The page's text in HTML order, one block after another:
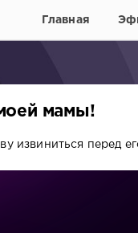
Главная
мамы!
извиниться перед